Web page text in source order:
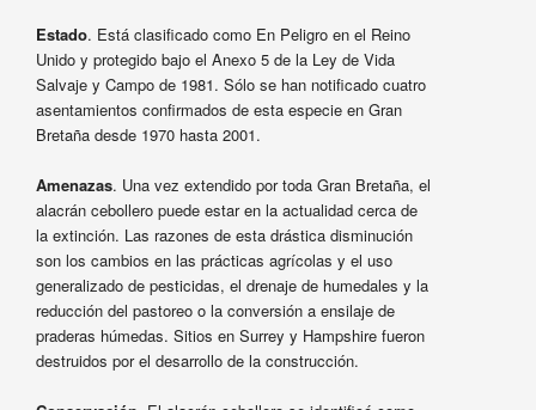
Estado. Está clasificado como En Peligro en el Reino
Unido y protegido bajo el Anexo 5 de la Ley de Vida
Salvaje y Campo de 1981. Sólo se han notificado cuatro
asentamientos confirmados de esta especie en Gran
Bretaña desde 1970 hasta 2001.
Amenazas. Una vez extendido por toda Gran Bretaña, el
alacrán cebollero puede estar en la actualidad cerca de
la extinción. Las razones de esta drástica disminución
son los cambios en las prácticas agrícolas y el uso
generalizado de pesticidas, el drenaje de humedales y la
reducción del pastoreo o la conversión a ensilaje de
praderas húmedas. Sitios en Surrey y Hampshire fueron
destruidos por el desarrollo de la construcción.